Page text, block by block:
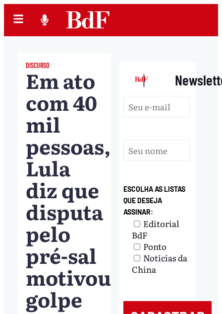
DISCURSO
Em ato
com 40
mil
pessoas,
Lula
diz que
disputa
pelo
pré-sal
motivou
golpe
|
ESCOLHA AS LISTAS
QUE DESEJA
ASSINAR:
Editorial
BdF
Ponto
Notícias da
China